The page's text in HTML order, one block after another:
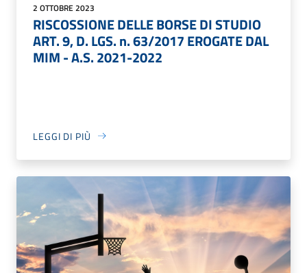
2 OTTOBRE 2023
RISCOSSIONE DELLE BORSE DI STUDIO
ART. 9, D. LGS. n. 63/2017 EROGATE DAL
MIM - A.S. 2021-2022
LEGGI DI PIÙ